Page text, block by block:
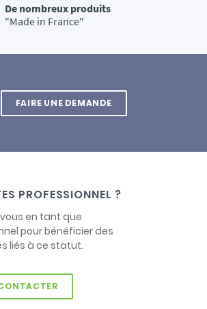
De nombreux produits
"Made in France"
FAIRE UNE DEMANDE
PROFESSIONNEL ?
en tant que
pour bénéficier des
liés à ce statut.